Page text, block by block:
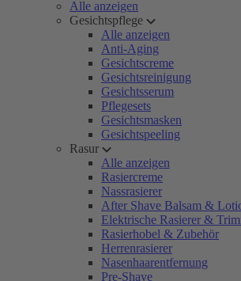
Alle anzeigen
Gesichtspflege
Alle anzeigen
Anti-Aging
Gesichtscreme
Gesichtsreinigung
Gesichtsserum
Pflegesets
Gesichtsmasken
Gesichtspeeling
Rasur
Alle anzeigen
Rasiercreme
Nassrasierer
After Shave Balsam &
Elektrische Rasierer &
Rasierhobel & Zubehör
Herrenrasierer
Nasenhaarentfernung
Pre-Shave